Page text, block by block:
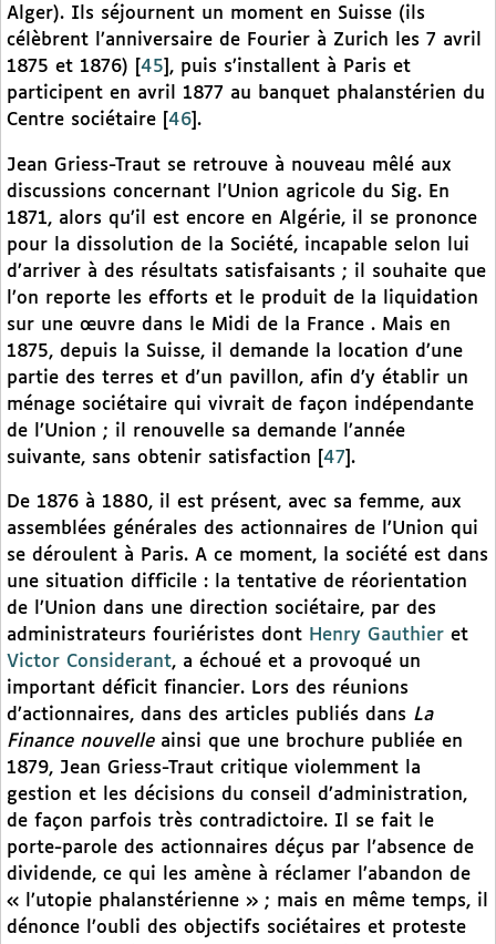
Alger). Ils séjournent un moment en Suisse (ils
célèbrent l’anniversaire de Fourier à Zurich les 7 avril
1875 et 1876)
45 , puis s’installent à Paris et
participent en avril 1877 au banquet phalanstérien du
Centre sociétaire
46 .
Jean Griess-Traut se retrouve à nouveau mêlé aux
discussions concernant l’Union agricole du Sig. En
1871, alors qu’il est encore en Algérie, il se prononce
pour la dissolution de la Société, incapable selon lui
d’arriver à des résultats satisfaisants ; il souhaite que
l’on reporte les efforts et le produit de la liquidation
sur une œuvre dans le Midi de la France . Mais en
1875, depuis la Suisse, il demande la location d’une
partie des terres et d’un pavillon, afin d’y établir un
ménage sociétaire qui vivrait de façon indépendante
de l’Union ; il renouvelle sa demande l’année
suivante, sans obtenir satisfaction
47 .
De 1876 à 1880, il est présent, avec sa femme, aux
assemblées générales des actionnaires de l’Union qui
se déroulent à Paris. A ce moment, la société est dans
une situation difficile : la tentative de réorientation
de l’Union dans une direction sociétaire, par des
administrateurs fouriéristes dont Henry Gauthier et
Victor Considerant, a échoué et a provoqué un
important déficit financier. Lors des réunions
d’actionnaires, dans des articles publiés dans La
Finance nouvelleainsi que une brochure publiée en
1879, Jean Griess-Traut critique violemment la
gestion et les décisions du conseil d’administration,
de façon parfois très contradictoire. Il se fait le
porte-parole des actionnaires déçus par l’absence de
dividende, ce qui les amène à réclamer l’abandon de
« l’utopie phalanstérienne » ; mais en même temps, il
dénonce l’oubli des objectifs sociétaires et proteste